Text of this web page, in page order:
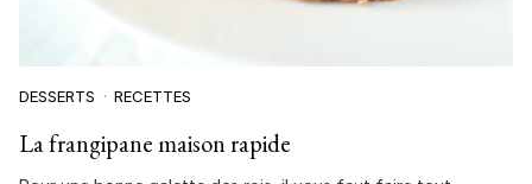
DESSERTS RECETTES
La frangipane maison rapide